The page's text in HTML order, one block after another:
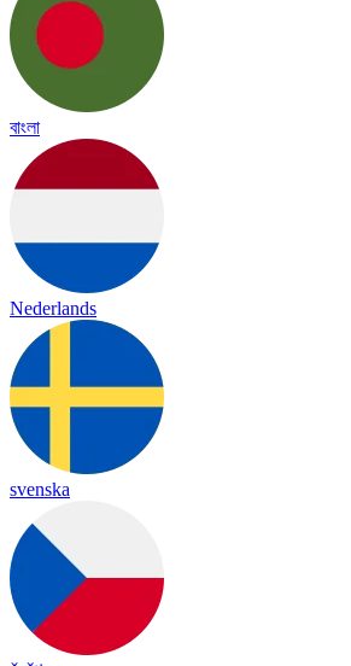
বাংলা
Nederlands
svenska